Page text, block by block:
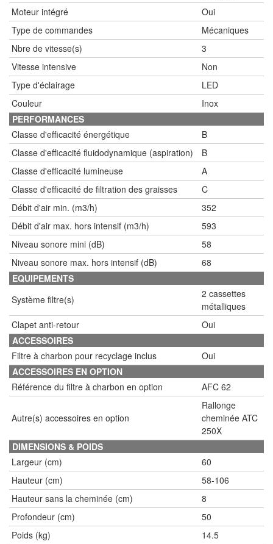
Moteur intégré
Oui
Type de commandes
Mécaniques
Nbre de vitesse(s)
3
Vitesse intensive
Non
Type d'éclairage
LED
Couleur
Inox
PERFORMANCES
Classe d'efficacité énergétique
B
Classe d'efficacité fluidodynamique (aspiration)
B
Classe d'efficacité lumineuse
A
Classe d'efficacité de filtration des graisses
C
Débit d'air min. (m3/h)
352
Débit d'air max. hors intensif (m3/h)
593
Niveau sonore mini (dB)
58
Niveau sonore max. hors intensif (dB)
68
EQUIPEMENTS
Système filtre(s)
2 cassettes
métalliques
Clapet anti-retour
Oui
ACCESSOIRES
Filtre à charbon pour recyclage inclus
Oui
ACCESSOIRES EN OPTION
Référence du filtre à charbon en option
AFC 62
Autre(s) accessoires en option
Rallonge
cheminée ATC
250X
DIMENSIONS & POIDS
Largeur (cm)
60
Hauteur (cm)
58-106
Hauteur sans la cheminée (cm)
8
Profondeur (cm)
50
Poids (kg)
14.5